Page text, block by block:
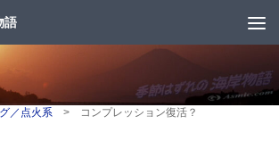
語
／点火系 > コンプレッション復活？